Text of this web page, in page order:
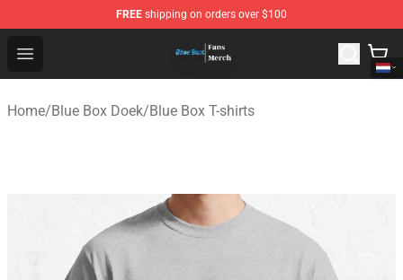
FREE shipping on orders over $100
Open menu
Blue Box Store - Official Blue Box Merchandise Shop
Home/Blue Box Doek/Blue Box T-shirts